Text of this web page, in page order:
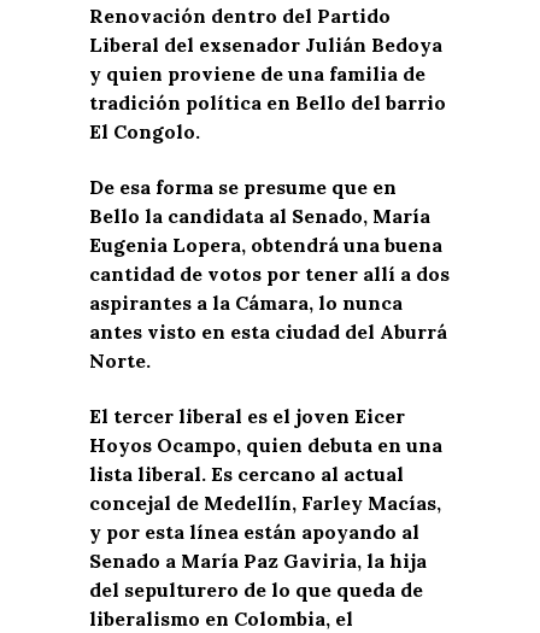
Renovación dentro del Partido
Liberal del exsenador Julián Bedoya
y quien proviene de una familia de
tradición política en Bello del barrio
El Congolo.
De esa forma se presume que en
Bello la candidata al Senado, María
Eugenia Lopera, obtendrá una buena
cantidad de votos por tener allí a dos
aspirantes a la Cámara, lo nunca
antes visto en esta ciudad del Aburrá
Norte.
El tercer liberal es el joven Eicer
Hoyos Ocampo, quien debuta en una
lista liberal. Es cercano al actual
concejal de Medellín, Farley Macías,
y por esta línea están apoyando al
Senado a María Paz Gaviria, la hija
del sepulturero de lo que queda de
liberalismo en Colombia, el